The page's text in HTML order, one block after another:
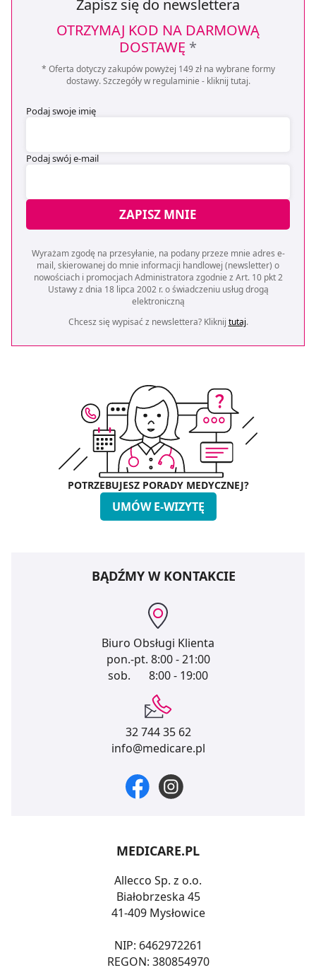
pozyskiwanie od Ciebie danych, które nie są niezbędne
dla funkcjonowania Strony. Będzie się to jednak wiązało
z brakiem dostępu do wszystkich funkcjonalności
Zapisz się do newslettera
OTRZYMAJ KOD NA DARMOWĄ
DOSTAWĘ *
* Oferta dotyczy zakupów powyżej 149 zł na wybrane formy
dostawy. Szczegóły w regulaminie - kliknij tutaj.
Podaj swoje imię
Podaj swój e-mail
ZAPISZ MNIE
Wyrażam zgodę na przesyłanie, na podany przeze mnie adres e-
mail, skierowanej do mnie informacji handlowej (newsletter) o
nowościach i promocjach Administratora zgodnie z Art. 10 pkt 2
Ustawy z dnia 18 lipca 2002 r. o świadczeniu usług drogą
elektroniczną
Chcesz się wypisać z newslettera? Kliknij tutaj.
POTRZEBUJESZ PORADY MEDYCZNEJ?
UMÓW E-WIZYTĘ
BĄDŹMY W KONTAKCIE
Biuro Obsługi Klienta
pon.-pt. 8:00 - 21:00
sob.
8:00 - 19:00
32 744 35 62
info@medicare.pl
MEDICARE.PL
Allecco Sp. z o.o.
Białobrzeska 45
41-409 Mysłowice
NIP: 6462972261
REGON: 380854970